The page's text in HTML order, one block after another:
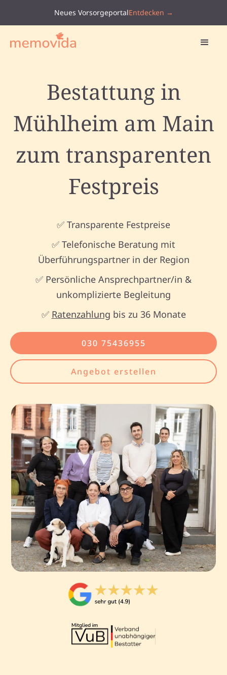
Neues VorsorgeportalEntdecken →
Bestattung in
Mühlheim am Main
zum transparenten
Festpreis
✅ Transparente Festpreise
✅ Telefonische Beratung mit
Überführungspartner in der Region
✅ Persönliche Ansprechpartner/in &
unkomplizierte Begleitung
✅ Ratenzahlung bis zu 36 Monate
030 75436955
Angebot erstellen